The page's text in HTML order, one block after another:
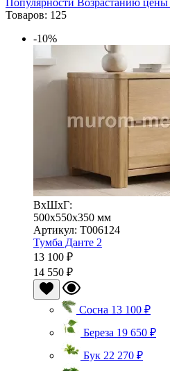
Товаров: 125
-10%
ВхШхГ:
500x550x350 мм
Артикул: Т006124
Тумба Данте 2
13 100 ₽
14 550 ₽
Сосна 13 100 ₽
Береза 19 650 ₽
Бук 22 270 ₽